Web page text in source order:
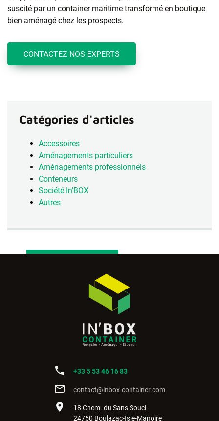
suscité par un container maritime transformé en boutique
bien aménagé chez les prospects.
CONTACTEZ NOS EXPERTS
Catégories d'articles
Accessoires
Aménagements particuliers
Aménagements professionnels
Conteneurs
Société In'BOX
Autres
phone +33 5 53 46 16 83
mail_outline contact@inbox-container.com
place
18 Chem. du Sans Souci
24750 Boulazac-Isle-Manoire